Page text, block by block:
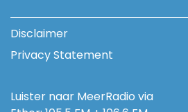
Disclaimer
Privacy Statement
Luister naar MeerRadio via